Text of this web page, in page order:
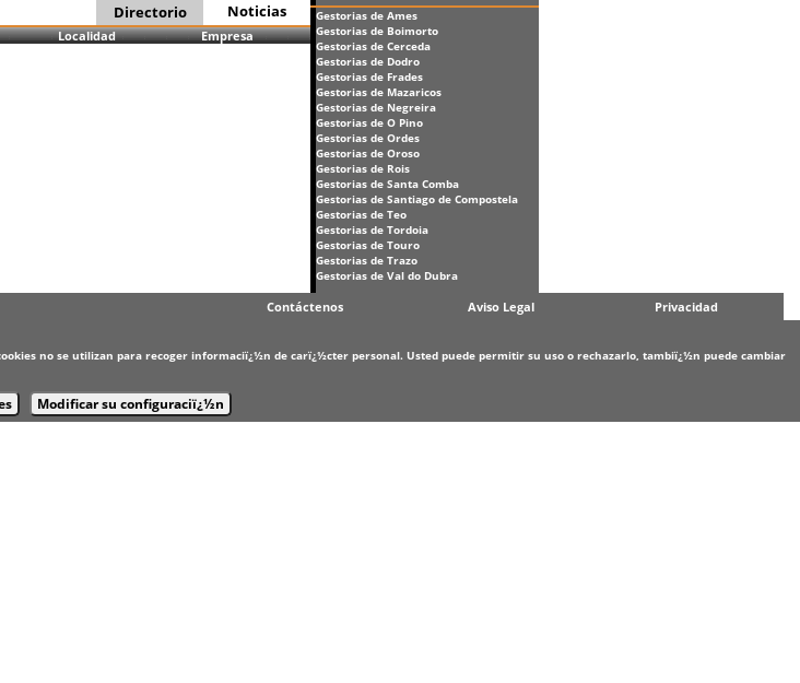
Directorio Noticias
Localidad Empresa
Gestorias de Ames
Gestorias de Boimorto
Gestorias de Cerceda
Gestorias de Dodro
Gestorias de Frades
Gestorias de Mazaricos
Gestorias de Negreira
Gestorias de O Pino
Gestorias de Ordes
Gestorias de Oroso
Gestorias de Rois
Gestorias de Santa Comba
Gestorias de Santiago de Compostela
Gestorias de Teo
Gestorias de Tordoia
Gestorias de Touro
Gestorias de Trazo
Gestorias de Val do Dubra
Contáctenos Aviso Legal Privacidad
no se utilizan para recoger informaciï¿½n de carï¿½cter personal. Usted puede permitir su uso o rechazarlo, tambiï¿½n puede cambiar